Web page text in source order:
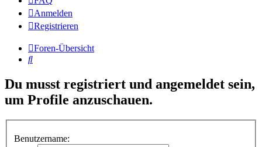
Anmelden
Registrieren
Foren-Übersicht
Suche
Du musst registriert und angemeldet sein,
um Profile anzuschauen.
Benutzername: